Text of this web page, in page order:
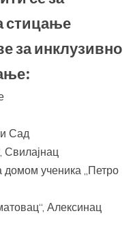
стицање
за инклузивно
Сад
Свилајнац
ученика „Петро
Алексинац